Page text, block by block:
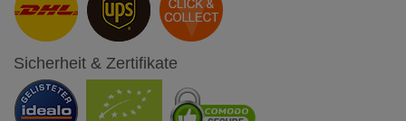
Sicherheit & Zertifikate